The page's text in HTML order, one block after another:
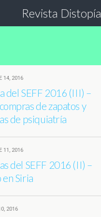
Revista Distopía
14, 2016
del SEFF 2016 (III) –
de zapatos y
de psiquiatría
11, 2016
del SEFF 2016 (II) –
en Siria
2016